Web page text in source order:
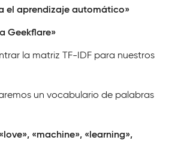
el aprendizaje automático»
Geekflare»
la matriz TF-IDF para nuestros
un vocabulario de palabras
«machine», «learning»,